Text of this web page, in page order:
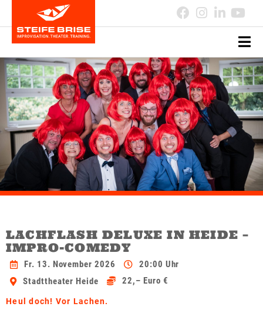
LACHFLASH DELUXE IN HEIDE –
IMPRO-COMEDY
Fr. 13. November 2026
20:00 Uhr
Stadttheater Heide
22,– Euro €
Heul doch! Vor Lachen.